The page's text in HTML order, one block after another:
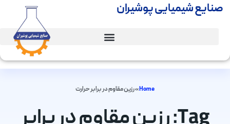
صنایع شیمیایی پوشیران
Home
»رزین مقاوم در برابر حرارت